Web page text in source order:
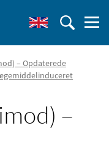
– Opdaterede
–